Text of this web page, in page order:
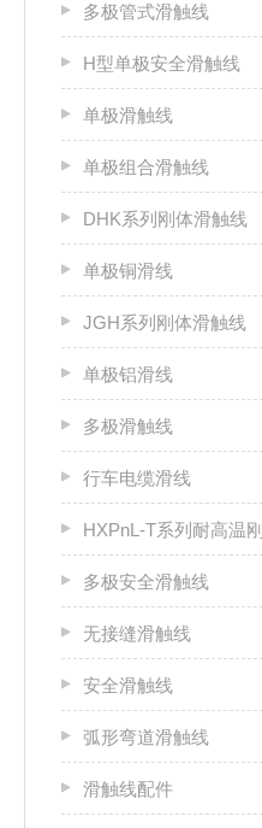
多极管式滑触线
H型单极安全滑触线
单极滑触线
单极组合滑触线
DHK系列刚体滑触线
单极铜滑线
JGH系列刚体滑触线
单极铝滑线
多极滑触线
行车电缆滑线
HXPnL-T系列耐高温刚体滑触线
多极安全滑触线
无接缝滑触线
安全滑触线
弧形弯道滑触线
滑触线配件